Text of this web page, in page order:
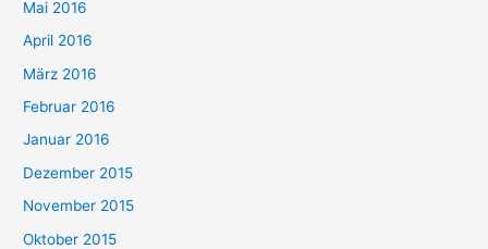
Mai 2016
April 2016
März 2016
Februar 2016
Januar 2016
Dezember 2015
November 2015
Oktober 2015